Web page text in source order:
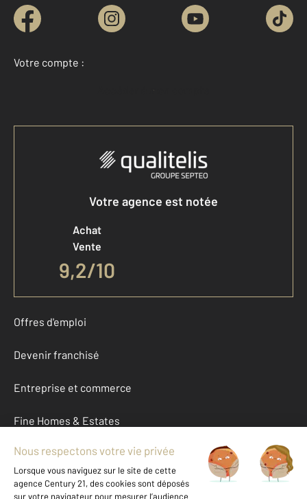
Votre compte :
Accéder à mon compte
Votre agence est notée
Achat
Vente
9,2/10
Offres d'emploi
Devenir franchisé
Entreprise et commerce
Fine Homes & Estates
À propos
International